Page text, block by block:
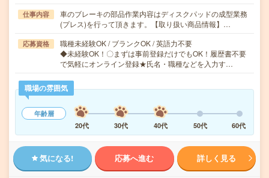
仕事内容
車のブレーキの部品作業内容はディスクパッドの成型業務
(プレス)を行って頂きます。【取り扱い商品情報】…
応募資格
職種未経験OK / ブランクOK / 英語力不要
◆未経験OK！〇まずは事前登録だけでもOK！履歴書不要
で気軽にオンライン登録★氏名・職種などを入力す…
職場の雰囲気
年齢層
20代
30代 40代 50代 60代
気になる! 応募へ進む 詳しく見る